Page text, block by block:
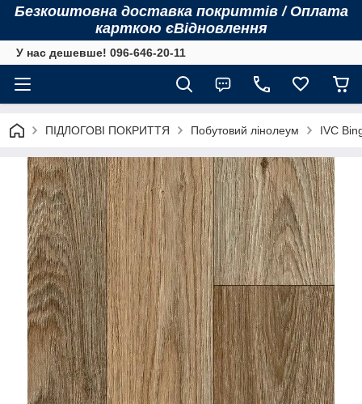
Безкоштовна доставка покриттів / Оплата
карткою єВідновлення
У нас дешевше! 096-646-20-11
ПІДЛОГОВІ ПОКРИТТЯ Побутовий лінолеум IVC